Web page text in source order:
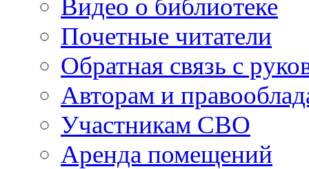
Видео о библиотеке
Почетные читатели
Обратная связь с
Авторам и
Участникам СВО
Аренда помещений